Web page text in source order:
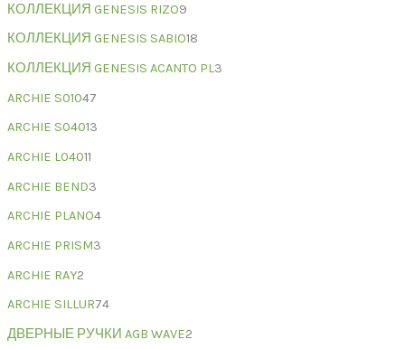
КОЛЛЕКЦИЯ GENESIS RIZO9
КОЛЛЕКЦИЯ GENESIS SABIO18
КОЛЛЕКЦИЯ GENESIS ACANTO PL3
ARCHIE S01047
ARCHIE S04013
ARCHIE L04011
ARCHIE BEND3
ARCHIE PLANO4
ARCHIE PRISM3
ARCHIE RAY2
ARCHIE SILLUR74
ДВЕРНЫЕ РУЧКИ AGB WAVE2